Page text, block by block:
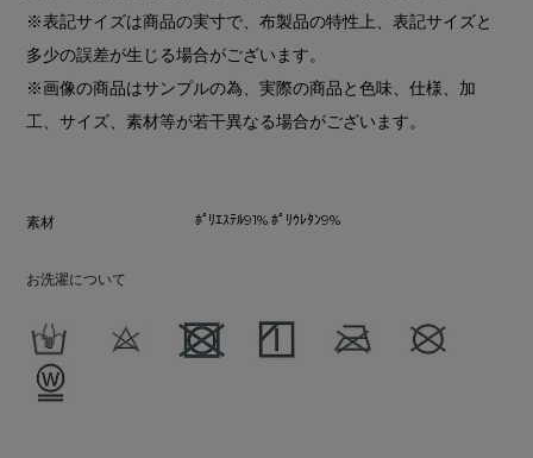
※表記サイズは商品の実寸で、布製品の特性上、表記サイズと
多少の誤差が生じる場合がございます。
※画像の商品はサンプルの為、実際の商品と色味、仕様、加
工、サイズ、素材等が若干異なる場合がございます。
素材 ﾎﾟﾘｴｽﾃﾙ91% ﾎﾟﾘｳﾚﾀﾝ9%
お洗濯について